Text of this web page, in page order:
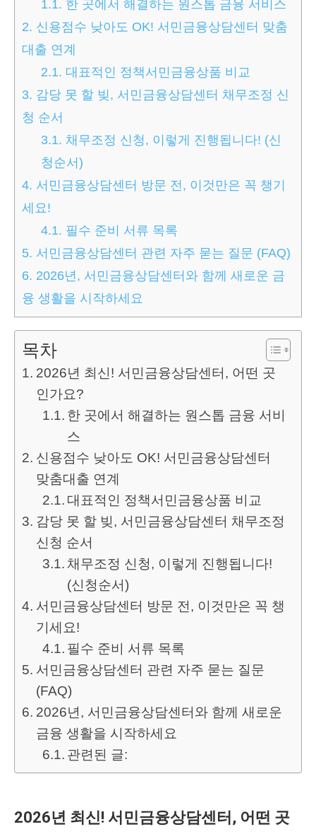
1.1. 한 곳에서 해결하는 원스톱 금융 서비스
2. 신용점수 낮아도 OK! 서민금융상담센터 맞춤
대출 연계
2.1. 대표적인 정책서민금융상품 비교
3. 감당 못 할 빚, 서민금융상담센터 채무조정 신
청 순서
3.1. 채무조정 신청, 이렇게 진행됩니다! (신
청순서)
4. 서민금융상담센터 방문 전, 이것만은 꼭 챙기
세요!
4.1. 필수 준비 서류 목록
5. 서민금융상담센터 관련 자주 묻는 질문 (FAQ)
6. 2026년, 서민금융상담센터와 함께 새로운 금
융 생활을 시작하세요
목차
2026년 최신! 서민금융상담센터, 어떤 곳
인가요?
한 곳에서 해결하는 원스톱 금융 서비
스
신용점수 낮아도 OK! 서민금융상담센터
맞춤대출 연계
대표적인 정책서민금융상품 비교
감당 못 할 빚, 서민금융상담센터 채무조정
신청 순서
채무조정 신청, 이렇게 진행됩니다!
(신청순서)
서민금융상담센터 방문 전, 이것만은 꼭 챙
기세요!
필수 준비 서류 목록
서민금융상담센터 관련 자주 묻는 질문
(FAQ)
2026년, 서민금융상담센터와 함께 새로운
금융 생활을 시작하세요
관련된 글:
2026년 최신! 서민금융상담센터, 어떤 곳